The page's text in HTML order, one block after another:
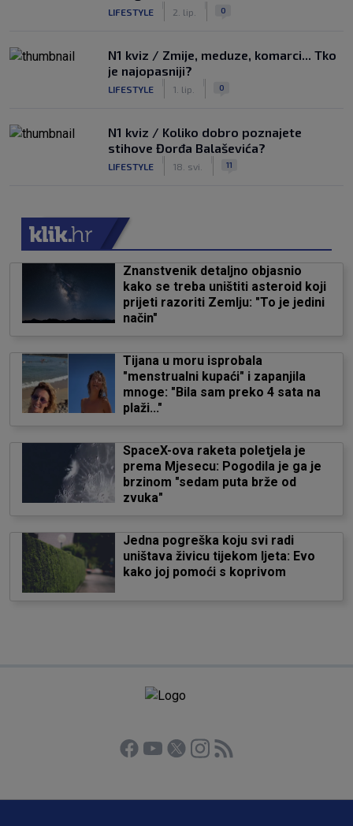
LIFESTYLE 2. lip. 0
N1 kviz / Zmije, meduze, komarci... Tko
je najopasniji?
LIFESTYLE 1. lip. 0
N1 kviz / Koliko dobro poznajete
stihove Đorđa Balaševića?
LIFESTYLE 18. svi. 11
Znanstvenik detaljno objasnio
kako se treba uništiti asteroid koji
prijeti razoriti Zemlju: "To je jedini
način"
Tijana u moru isprobala
"menstrualni kupaći" i zapanjila
mnoge: "Bila sam preko 4 sata na
plaži..."
SpaceX-ova raketa poletjela je
prema Mjesecu: Pogodila je ga je
brzinom "sedam puta brže od
zvuka"
Jedna pogreška koju svi radi
uništava živicu tijekom ljeta: Evo
kako joj pomoći s koprivom